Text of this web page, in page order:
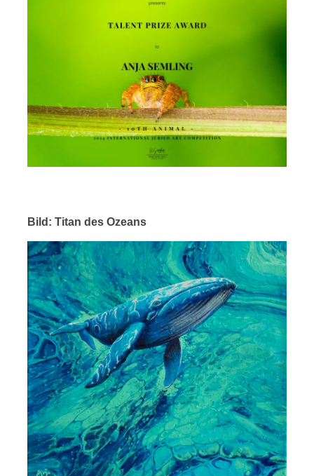
Bild: Titan des Ozeans